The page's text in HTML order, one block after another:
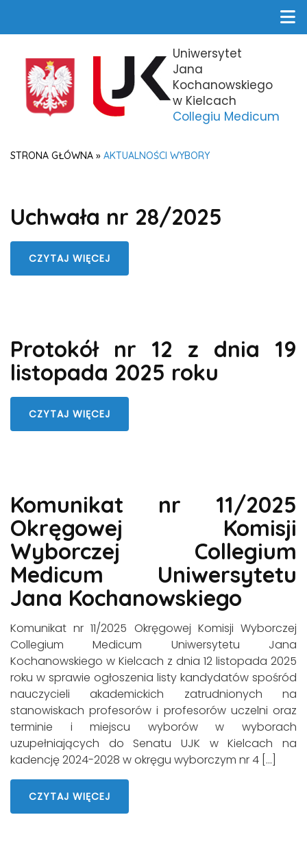
Uniwersytet
Jana
Kochanowskiego
w Kielcach
Collegiu Medicum
STRONA GŁÓWNA » AKTUALNOŚCI WYBORY
Uchwała nr 28/2025
CZYTAJ WIĘCEJ
Protokół nr 12 z dnia 19
listopada 2025 roku
CZYTAJ WIĘCEJ
Komunikat nr 11/2025
Okręgowej Komisji
Wyborczej Collegium
Medicum Uniwersytetu
Jana Kochanowskiego
Komunikat nr 11/2025 Okręgowej Komisji Wyborczej
Collegium Medicum Uniwersytetu Jana
Kochanowskiego w Kielcach z dnia 12 listopada 2025
roku w sprawie ogłoszenia listy kandydatów spośród
nauczycieli akademickich zatrudnionych na
stanowiskach profesorów i profesorów uczelni oraz
terminie i miejscu wyborów w wyborach
uzupełniających do Senatu UJK w Kielcach na
kadencję 2024-2028 w okręgu wyborczym nr 4 […]
CZYTAJ WIĘCEJ